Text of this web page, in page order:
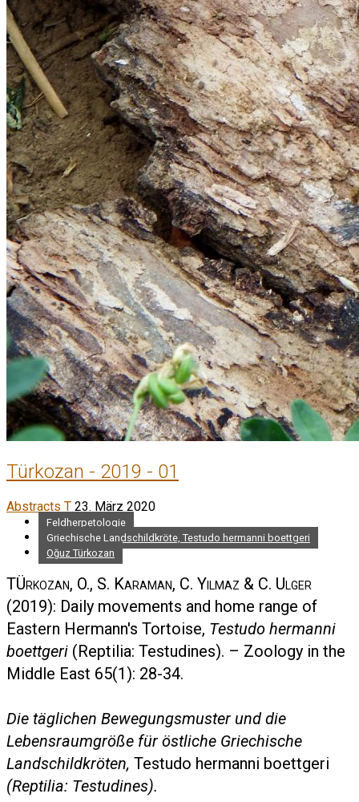
Türkozan - 2019 - 01
Abstracts T 23. März 2020
Feldherpetologie
Griechische Landschildkröte, Testudo hermanni boettgeri
Oğuz Türkozan
TÜrkozan, O., S. Karaman, C. Yilmaz & C. Ulger
(2019): Daily movements and home range of
Eastern Hermann's Tortoise, Testudo hermanni
boettgeri (Reptilia: Testudines). – Zoology in the
Middle East 65(1): 28-34.
Die täglichen Bewegungsmuster und die
Lebensraumgröße für östliche Griechische
Landschildkröten, Testudo hermanni boettgeri
(Reptilia: Testudines).